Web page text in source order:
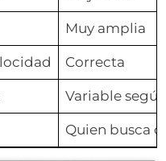
Muy amplia
Correcta
Variable
Quien busca